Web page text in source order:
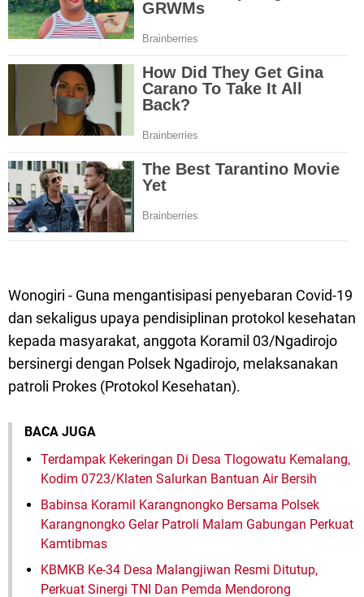
Wonogiri - Guna mengantisipasi penyebaran Covid-19
dan sekaligus upaya pendisiplinan protokol kesehatan
kepada masyarakat, anggota Koramil 03/Ngadirojo
bersinergi dengan Polsek Ngadirojo, melaksanakan
patroli Prokes (Protokol Kesehatan).
BACA JUGA
Terdampak Kekeringan Di Desa Tlogowatu Kemalang,
Kodim 0723/Klaten Salurkan Bantuan Air Bersih
Babinsa Koramil Karangnongko Bersama Polsek
Karangnongko Gelar Patroli Malam Gabungan Perkuat
Kamtibmas
KBMKB Ke-34 Desa Malangjiwan Resmi Ditutup,
Perkuat Sinergi TNI Dan Pemda Mendorong